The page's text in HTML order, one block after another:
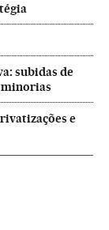
subidas de
minorias
e